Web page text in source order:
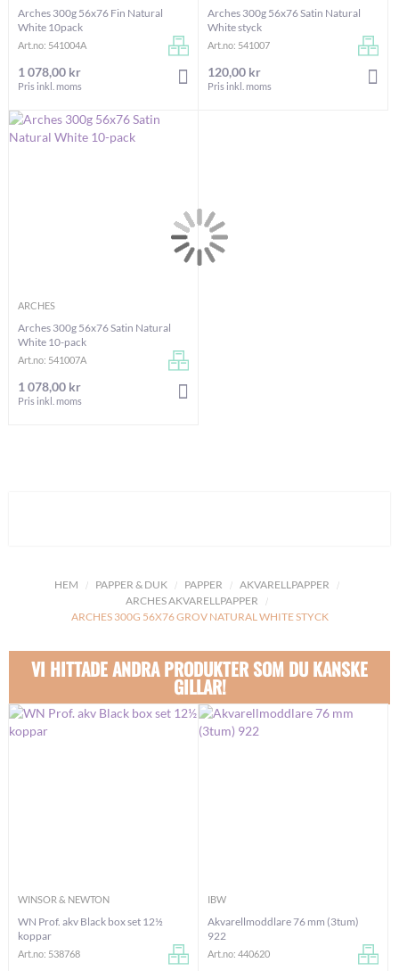
HEM PAPPER & DUK PAPPER
AKVARELLPAPPER
ARCHES AKVARELLPAPPER
ARCHES 300G 56X76 GROV NATURAL WHITE STYCK
Arches 300g 56x76 Fin Natural
White 10pack
Art.no: 541004A
1 078,00 kr
Pris inkl. moms
LÄGG I VARUKORGEN
Arches 300g 56x76 Satin Natural
White styck
Art.no: 541007
120,00 kr
Pris inkl. moms
ARCHES
Arches 300g 56x76 Satin Natural
White 10-pack
Art.no: 541007A
1 078,00 kr
Pris inkl. moms
VI HITTADE ANDRA PRODUKTER SOM DU KANSKE
GILLAR!
WINSOR & NEWTON
WN Prof. akv Black box set 12½
koppar
Art.no: 538768
IBW
Akvarellmoddlare 76 mm (3tum)
922
Art.no: 440620